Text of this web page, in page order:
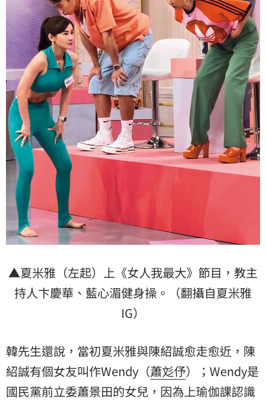
▲夏米雅（左起）上《女人我最大》節目，教主
持人卞慶華、藍心湄健身操。（翻攝自夏米雅
IG）
韓先生還說，當初夏米雅與陳紹誠愈走愈近，陳
紹誠有個女友叫作Wendy（蕭彣伃）；Wendy是
國民黨前立委蕭景田的女兒，因為上瑜伽課認識